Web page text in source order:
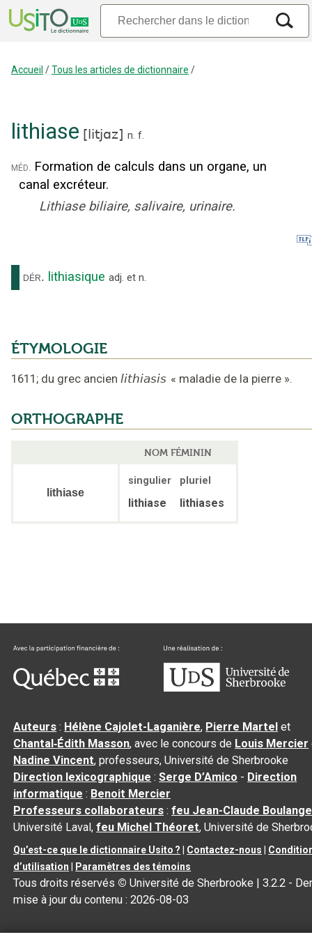
Accueil /Tous les articles de dictionnaire /
lithiase [ litjɑz] n. f.
méd. Formation de calculs dans un organe, un
canal excréteur.
Lithiase biliaire, salivaire, urinaire.
dér. lithiasique adj. et n.
ÉTYMOLOGIE
1611 ; du grec ancien lithiasis « maladie de la pierre ».
ORTHOGRAPHE
NOM FÉMININ
lithiase
singulier pluriel
lithiase lithiases
Auteurs : Hélène Cajolet-Laganière, Pierre Martel et
Chantal‑Édith Masson, avec le concours de Louis Mercier
Nadine Vincent, professeurs, Université de Sherbrooke
Direction lexicographique :Serge D’Amico - Direction
informatique : Benoit Mercier
Professeurs collaborateurs :feu Jean-Claude
Université Laval,feu Michel Théoret, Université de
Qu’est-ce que le dictionnaire Usito ? | Contactez-nous |
d’utilisation | Paramètres des témoins
Tous droits réservés © Université de Sherbrooke |3.2.2 -
mise à jour du contenu :2026-08-03